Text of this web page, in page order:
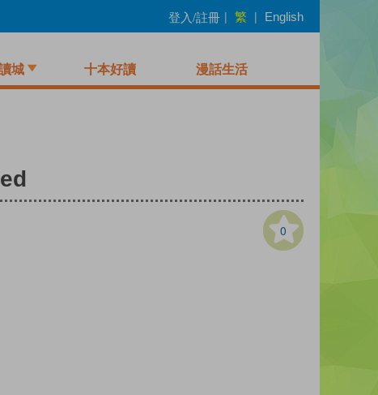
登入/註冊 | 繁 | English
城 十本好讀 漫話生活
0